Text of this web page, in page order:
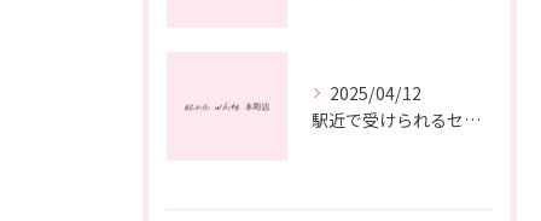
2025/04/12
駅近で受けられるセルフホワイトニングの魅力